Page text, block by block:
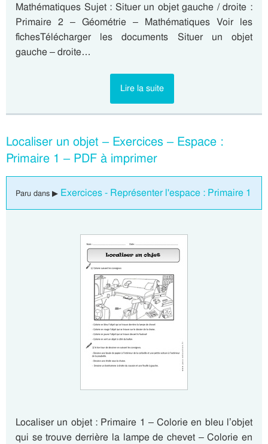
Mathématiques Sujet : Situer un objet gauche / droite :
Primaire 2 – Géométrie – Mathématiques Voir les
fichesTélécharger les documents Situer un objet
gauche – droite…
Lire la suite
Localiser un objet – Exercices – Espace :
Primaire 1 – PDF à imprimer
Paru dans ▶ Exercices - Représenter l'espace : Primaire 1
Localiser un objet : Primaire 1 – Colorie en bleu l’objet
qui se trouve derrière la lampe de chevet – Colorie en